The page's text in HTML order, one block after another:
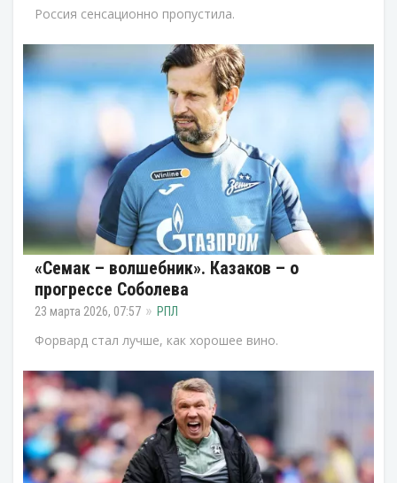
Россия сенсационно пропустила.
«Семак – волшебник». Казаков – о
прогрессе Соболева
23 марта 2026, 07:57 РПЛ
Форвард стал лучше, как хорошее вино.